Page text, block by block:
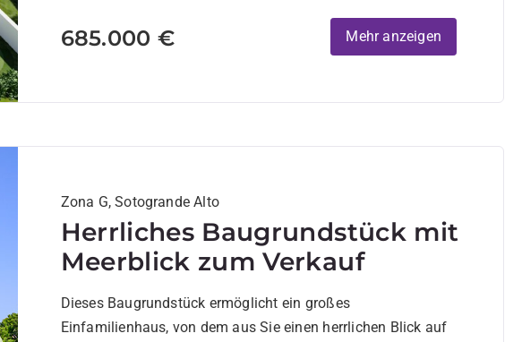
685.000 € Mehr anzeigen
Zona G, Sotogrande Alto
Herrliches Baugrundstück mit
Meerblick zum Verkauf
Dieses Baugrundstück ermöglicht ein großes
Einfamilienhaus, von dem aus Sie einen herrlichen Blick auf